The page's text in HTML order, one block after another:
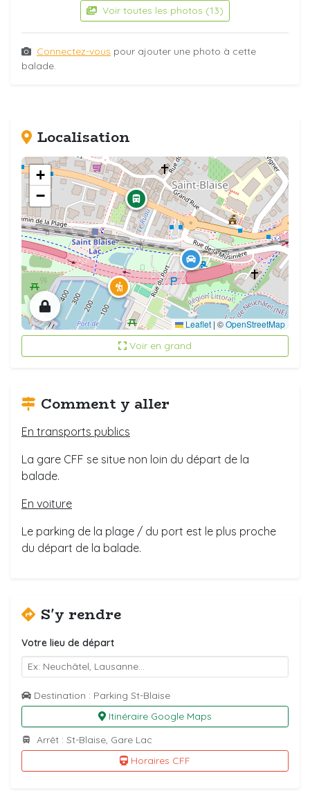
Voir toutes les photos (13)
Connectez-vous pour ajouter une photo à cette
balade.
Localisation
+
−
Leaflet | ©OpenStreetMap
Voir en grand
Comment y aller
En transports publics
La gare CFF se situe non loin du départ de la
balade.
En voiture
Le parking de la plage / du port est le plus proche
du départ de la balade.
S'y rendre
Votre lieu de départ
Destination : Parking St-Blaise
Itinéraire Google Maps
Arrêt : St-Blaise, Gare Lac
Horaires CFF